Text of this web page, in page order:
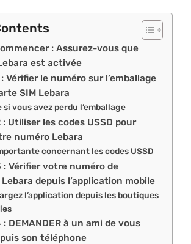
: Assurez-vous que
est activée
Vérifier le numéro sur l’emballage
SIM Lebara
vous avez perdu l’emballage
: Utiliser les codes USSD pour
numéro Lebara
concernant les codes USSD
: Vérifier votre numéro de
depuis l’application mobile
l’application depuis les boutiques
DEMANDER à un ami de vous
son téléphone